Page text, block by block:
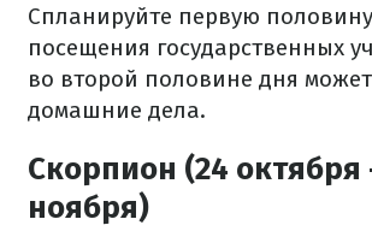
Спланируйте первую
посещения государственных
во второй половине дня
домашние дела.
Скорпион (24 октября
ноября)